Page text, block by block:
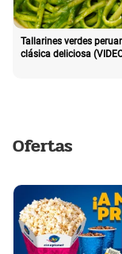
Tallarines verdes
clásica deliciosa
Ofertas